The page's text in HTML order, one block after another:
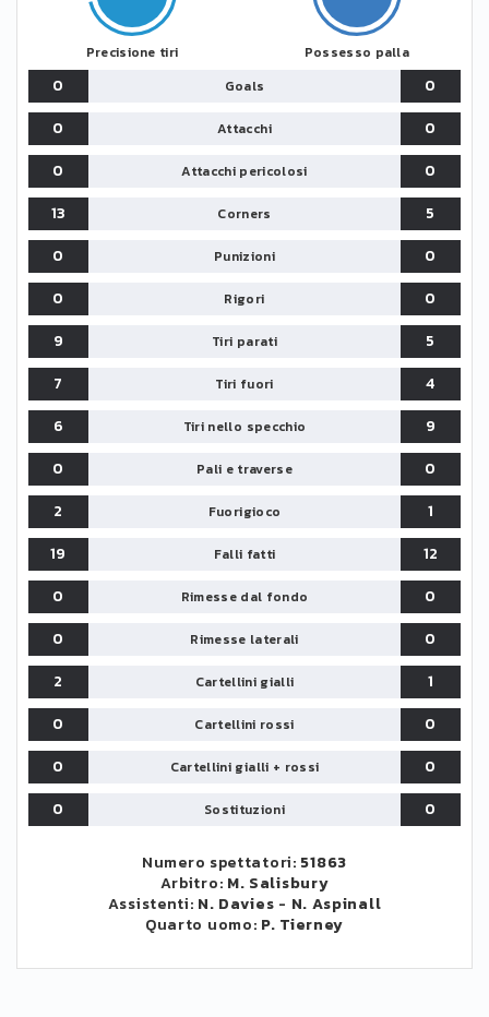
Precisione tiri Possesso palla
0 Goals
0
0
Attacchi
0
0
Attacchi pericolosi
0
13
Corners
5
0
Punizioni
0
0
Rigori
0
9
Tiri parati
5
7
Tiri fuori
4
6
Tiri nello specchio
9
0
Pali e traverse
0
2
Fuorigioco
1
19
Falli fatti
12
0
Rimesse dal fondo
0
0
Rimesse laterali
0
2
Cartellini gialli
1
0
Cartellini rossi
0
0
Cartellini gialli + rossi
0
0
Sostituzioni 0
Numero spettatori: 51863
Arbitro: M. Salisbury
Assistenti: N. Davies - N. Aspinall
Quarto uomo: P. Tierney